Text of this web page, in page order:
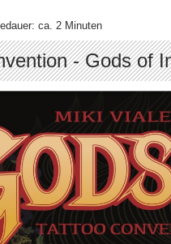
ca. 2 Minuten
- Gods of